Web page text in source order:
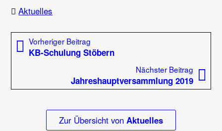
Aktuelles
Beitragsnavigation
Vorheriger Beitrag
KB-Schulung Stöbern
Nächster Beitrag
Jahreshauptversammlung 2019
Zur Übersicht von Aktuelles